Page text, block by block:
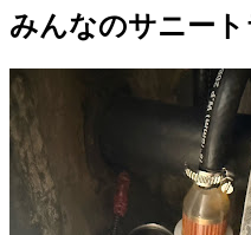
みんなのサニート